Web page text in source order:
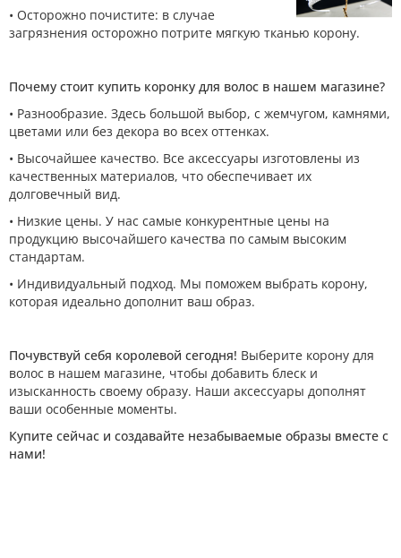
• Осторожно почистите: в случае
загрязнения осторожно потрите мягкую тканью корону.
Почему стоит купить коронку для волос в нашем магазине?
• Разнообразие. Здесь большой выбор, с жемчугом, камнями,
цветами или без декора во всех оттенках.
• Высочайшее качество. Все аксессуары изготовлены из
качественных материалов, что обеспечивает их
долговечный вид.
• Низкие цены. У нас самые конкурентные цены на
продукцию высочайшего качества по самым высоким
стандартам.
• Индивидуальный подход. Мы поможем выбрать корону,
которая идеально дополнит ваш образ.
Почувствуй себя королевой сегодня! Выберите корону для
волос в нашем магазине, чтобы добавить блеск и
изысканность своему образу. Наши аксессуары дополнят
ваши особенные моменты.
Купите сейчас и создавайте незабываемые образы вместе с
нами!